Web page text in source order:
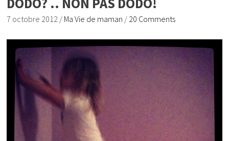
DODO? .. NON PAS DODO!
7 octobre 2012 / Ma Vie de maman / 20 Comments